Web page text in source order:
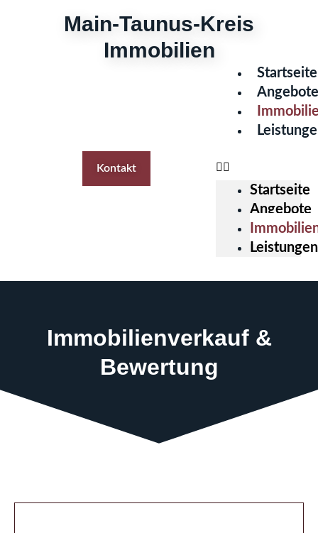
Main-Taunus-Kreis
Immobilien
Startseite
Angebote
Menü
Startseite
Angebote
Leistungen
Kontakt
Immobilienverkauf &
Bewertung